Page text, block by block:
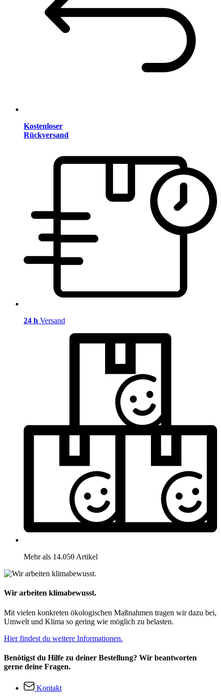
Kostenloser
Rückversand
24 h Versand
Mehr als 14.050 Artikel
Wir arbeiten klimabewusst.
Mit vielen konkreten ökologischen Maßnahmen tragen wir dazu bei,
Umwelt und Klima so gering wie möglich zu belasten.
Hier findest du weitere Informationen.
Benötigst du Hilfe zu deiner Bestellung? Wir beantworten
gerne deine Fragen.
Kontakt